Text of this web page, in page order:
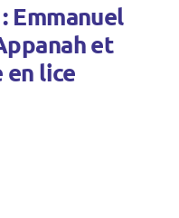
Emmanuel
et
en lice